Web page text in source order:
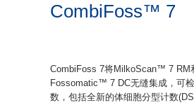
CombiFoss™ 7
CombiFoss 7将MilkoScan™ 7
Fossomatic™ 7 DC无缝集成，可
数，包括全新的体细胞分型计数